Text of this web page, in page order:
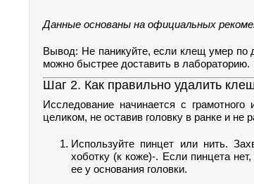
Данные основаны на официальных
Вывод: Не паникуйте, если клещ умер по
можно быстрее доставить в лабораторию.
Шаг 2. Как правильно удалить
Исследование начинается с
целиком, не оставив головку в ранке и не
Используйте пинцет или нить.
хоботку (к коже)-. Если пинцета
ее у основания головки.